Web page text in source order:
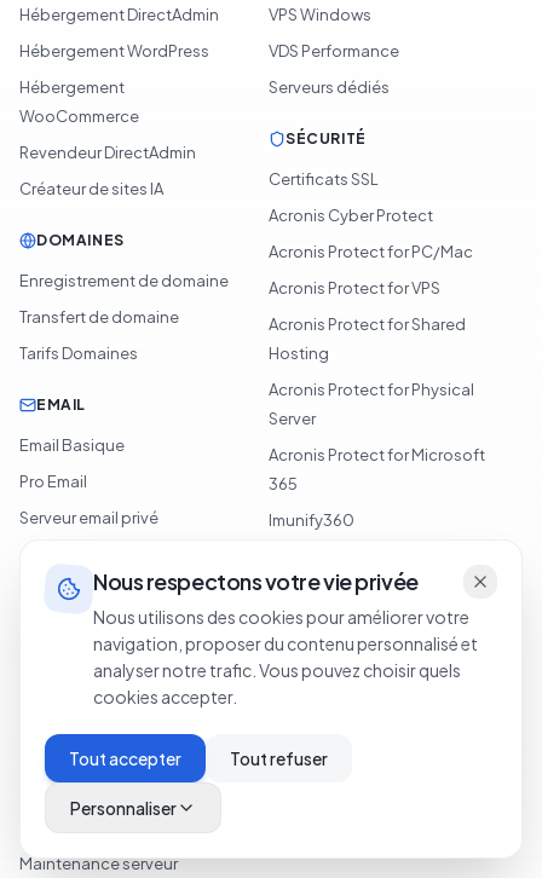
Hébergement DirectAdmin
Hébergement WordPress
Hébergement
WooCommerce
Revendeur DirectAdmin
Créateur de sites IA
DOMAINES
Enregistrement de domaine
Transfert de domaine
Tarifs Domaines
EMAIL
Email Basique
Pro Email
Serveur email privé
VPS Windows
VDS Performance
Serveurs dédiés
SÉCURITÉ
Certificats SSL
Acronis Cyber Protect
Acronis Protect for PC/Mac
Acronis Protect for VPS
Acronis Protect for Shared
Hosting
Acronis Protect for Physical
Server
Acronis Protect for Microsoft
365
Imunify360
Accès OpenVPN
SERVICES
Migration de site web
Optimisation des
performances
Renforcement sécurité
Maintenance serveur
ENTREPRISE
Contact
Nous respectons votre vie privée
Nous utilisons des cookies pour améliorer votre
navigation, proposer du contenu personnalisé et
analyser notre trafic. Vous pouvez choisir quels
cookies accepter.
Tout accepter Tout refuser
Personnaliser